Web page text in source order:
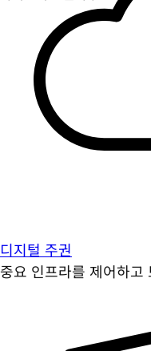
디지털 주권
중요 인프라를 제어하고